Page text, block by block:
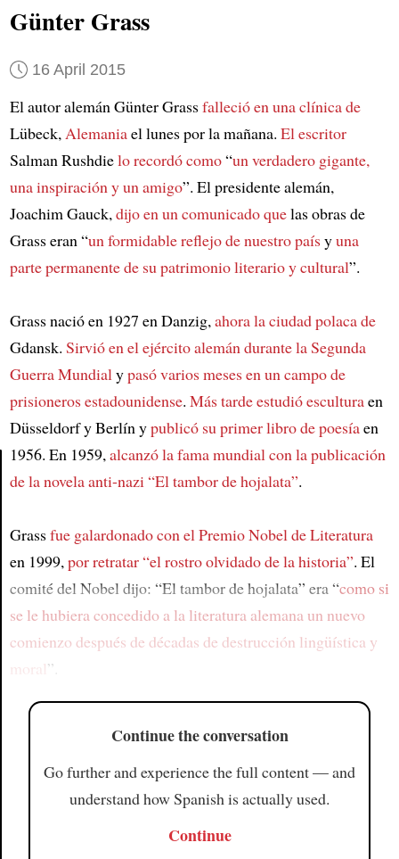
Günter Grass
16 April 2015
El autor alemán Günter Grassfalleció en una clínica de
Lübeck,Alemaniael lunes por la mañana. El escritor
Salman Rushdielo recordó como“un verdadero gigante,
una inspiración y un amigo”. El presidente alemán,
Joachim Gauck,dijo en un comunicado quelas obras de
Grass eran “un formidable reflejo de nuestro paísyuna
parte permanente de su patrimonio literario y cultural”.
Grass nació en 1927 en Danzig,ahora la ciudad polaca de
Gdansk. Sirvió en el ejército alemán durante la Segunda
Guerra Mundialypasó varios meses en un campo de
prisioneros estadounidense. Más tarde estudió esculturaen
Düsseldorf y Berlín ypublicó su primer libro de poesíaen
1956. En 1959,alcanzó la fama mundial con la publicación
dela novela anti-nazi “El tambor de hojalata”.
Grassfue galardonado con el Premio Nobel de Literatura
en 1999,por retratar “el rostro olvidado de la historia”. El
comité del Nobel dijo: “El tambor de hojalata” era “como si
se le hubiera concedido a la literatura alemana un nuevo
comienzo después de décadas de destrucción lingüística y
moral”.
Continue the conversation
Go further and experience the full content — and
understand how Spanish is actually used.
Continue